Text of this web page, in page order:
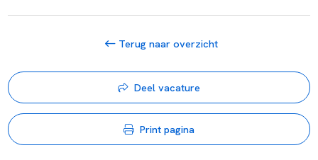
Terug naar overzicht
Deel vacature
Print pagina